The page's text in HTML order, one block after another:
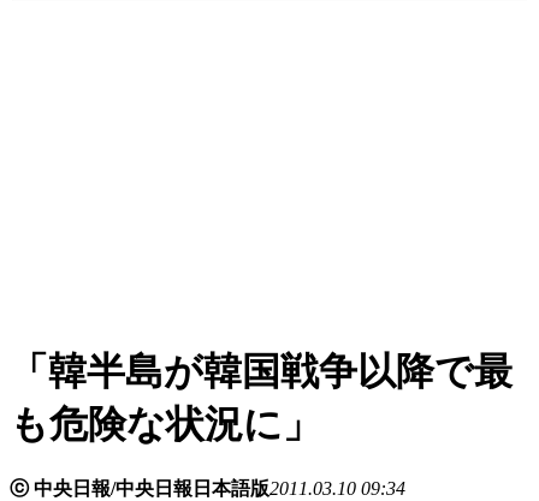
「韓半島が韓国戦争以降で最
も危険な状況に」
ⓒ 中央日報/中央日報日本語版2011.03.10 09:34